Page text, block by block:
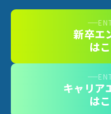
新卒エ
は
キャリア
は